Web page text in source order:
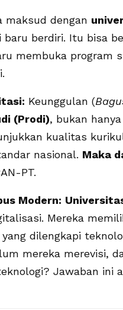
maksud dengan
baru berdiri. Itu bisa
membuka program
Keunggulan (
(Prodi), bukan
kualitas
nasional. Maka
PT.
Modern:
Mereka
dilengkapi
mereka merevisi,
Jawaban ini